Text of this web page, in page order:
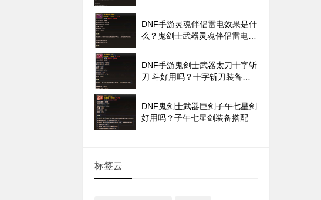
DNF手游灵魂伴侣雷电效果是什
么？鬼剑士武器灵魂伴侣雷电好
DNF手游鬼剑士武器太刀十字斩
刀 斗好用吗？十字斩刀装备搭
DNF鬼剑士武器巨剑子午七星剑
好用吗？子午七星剑装备搭配
标签云